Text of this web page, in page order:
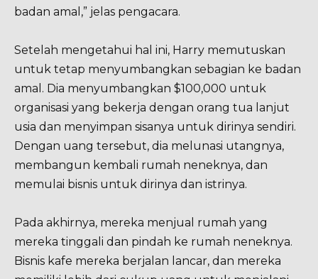
badan amal,” jelas pengacara.
Setelah mengetahui hal ini, Harry memutuskan
untuk tetap menyumbangkan sebagian ke badan
amal. Dia menyumbangkan $100,000 untuk
organisasi yang bekerja dengan orang tua lanjut
usia dan menyimpan sisanya untuk dirinya sendiri.
Dengan uang tersebut, dia melunasi utangnya,
membangun kembali rumah neneknya, dan
memulai bisnis untuk dirinya dan istrinya.
Pada akhirnya, mereka menjual rumah yang
mereka tinggali dan pindah ke rumah neneknya.
Bisnis kafe mereka berjalan lancar, dan mereka